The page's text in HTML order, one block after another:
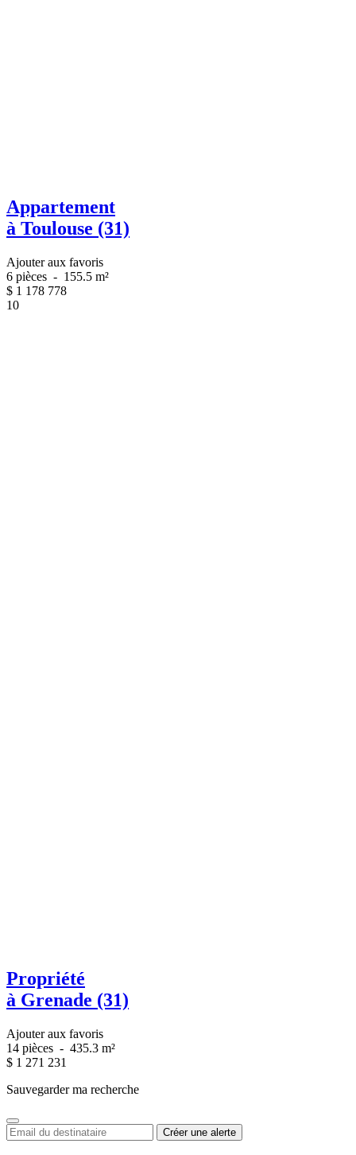
Appartement
à Toulouse (31)
Ajouter aux favoris
6 pièces - 155.5 m²
$ 1 178 778
10
Propriété
à Grenade (31)
Ajouter aux favoris
14 pièces - 435.3 m²
$ 1 271 231
Sauvegarder ma recherche